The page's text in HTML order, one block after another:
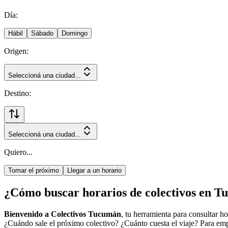
Día:
Hábil Sábado Domingo
Origen:
Seleccioná una ciudad...
Destino:
Seleccioná una ciudad...
Quiero...
Tomar el próximo Llegar a un horario
¿Cómo buscar horarios de colectivos en
Bienvenido a Colectivos Tucumán, tu herramienta para consultar
¿Cuándo sale el próximo colectivo? ¿Cuánto cuesta el viaje? Para